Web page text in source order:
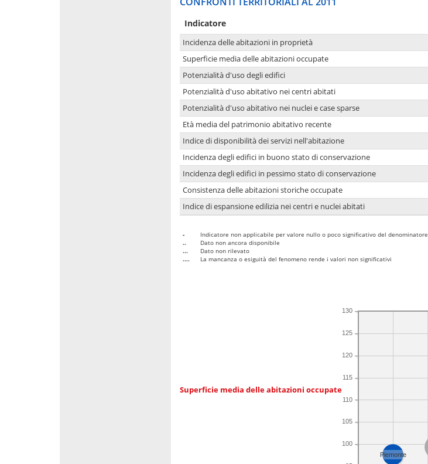
Indicatore
Incidenza delle abitazioni in proprietà
Superficie media delle abitazioni occupate
Potenzialità d'uso degli edifici
Potenzialità d'uso abitativo nei centri abitati
Potenzialità d'uso abitativo nei nuclei e case sparse
Età media del patrimonio abitativo recente
Indice di disponibilità dei servizi nell'abitazione
Incidenza degli edifici in buono stato di conservazione
Incidenza degli edifici in pessimo stato di conservazione
Consistenza delle abitazioni storiche occupate
Indice di espansione edilizia nei centri e nuclei abitati
-
Indicatore non applicabile per valore nullo o poco significativo del denominatore
..
Dato non ancora disponibile
...
Dato non rilevato
....
La mancanza o esiguità del fenomeno rende i valori non significativi
Superficie media delle abitazioni occupate
100
105
110
115
120
125
130
Piemonte